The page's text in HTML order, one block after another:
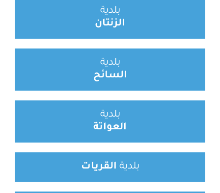
بلدية
الزنتان
بلدية
السائح
بلدية
العواتة
بلدية القريات